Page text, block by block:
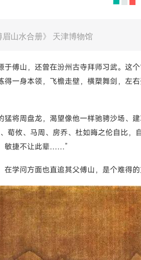
山水合册》 天津博物馆
于傅山，还曾在汾州古寺拜师习武。这
得一身本领，飞檐走壁，横槊舞剑，左
猛将周盘龙，渴望像他一样驰骋沙场、
荀攸、马周、房乔、杜如晦之伦自比
敏捷不让此辈……”
学问方面也直追其父傅山，是个难得的